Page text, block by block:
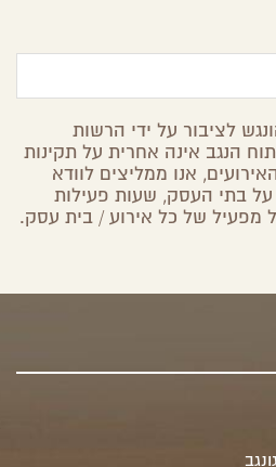
לציבור על ידי הרשות
הנגב אינה אחרית על תקינות
אנו ממליצים לוודא
על בתי העסק, שעות פעילות
מפעיל של כל אירוע / בית עסק.